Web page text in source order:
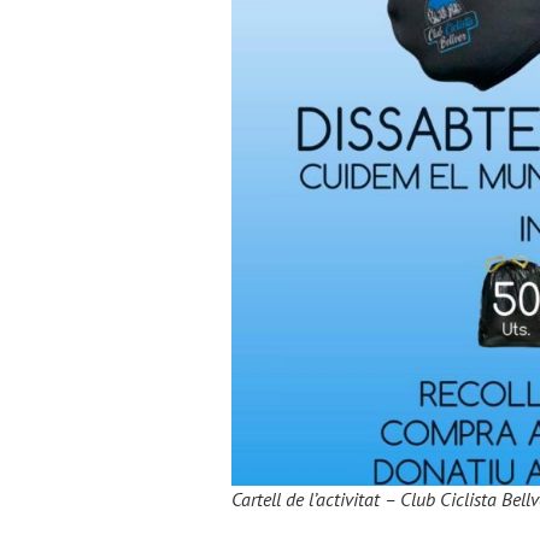
Cartell de l’activitat – Club Ciclista